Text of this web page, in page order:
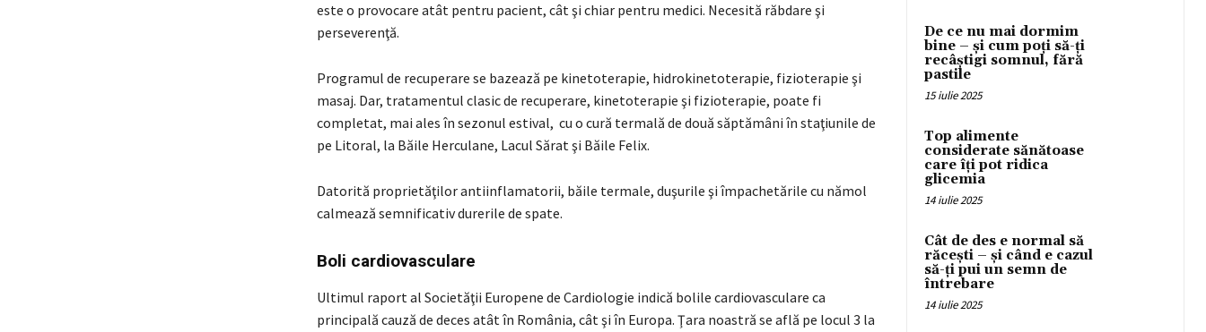
este o provocare atât pentru pacient, cât şi chiar pentru medici. Necesită răbdare şi
perseverenţă.
Programul de recuperare se bazează pe kinetoterapie, hidrokinetoterapie, fizioterapie şi
masaj. Dar, tratamentul clasic de recuperare, kinetoterapie şi fizioterapie, poate fi
completat, mai ales în sezonul estival, cu o cură termală de două săptămâni în staţiunile de
pe Litoral, la Băile Herculane, Lacul Sărat şi Băile Felix.
Datorită proprietăţilor antiinflamatorii, băile termale, duşurile şi împachetările cu nămol
calmează semnificativ durerile de spate.
Boli cardiovasculare
Ultimul raport al Societăţii Europene de Cardiologie indică bolile cardiovasculare ca
principală cauză de deces atât în România, cât şi în Europa. Ţara noastră se află pe locul 3 la
De ce nu mai dormim
bine – și cum poți să-ți
recâștigi somnul, fără
pastile
15 iulie 2025
Top alimente
considerate sănătoase
care îți pot ridica
glicemia
14 iulie 2025
Cât de des e normal să
răcești – și când e cazul
să-ți pui un semn de
întrebare
14 iulie 2025